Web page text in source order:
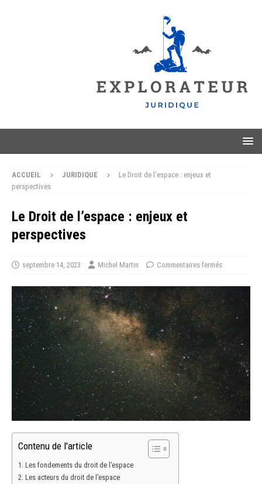
ACCUEIL JURIDIQUE
Le Droit de l’espace : enjeux et
perspectives
Le Droit de l’espace : enjeux et
perspectives
septembre 14, 2023 Michel Martin Commentaires fermés
Contenu de l'article
Les fondements du droit de l’espace
Les acteurs du droit de l’espace